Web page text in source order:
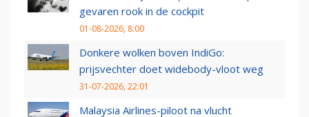
gevaren rook in de cockpit
01-08-2026, 8:00
Donkere wolken boven IndiGo:
prijsvechter doet widebody-vloot weg
31-07-2026, 22:01
Malaysia Airlines-piloot na vlucht